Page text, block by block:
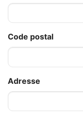
Code postal
Adresse